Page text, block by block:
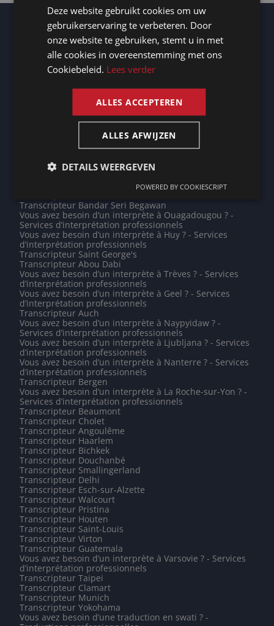
Autres lieux
Vous avez besoin d’un interprète à Beauraing ? - Services
d’interprétation professionnels
Vous avez besoin d’un interprète à Audenarde ? -
Services d’interprétation professionnels
Transcripteur Clermont-Ferrand
Transcripteur Brazzaville
Vous avez besoin d’un interprète à Aulnay-sous-Bois ? -
Services d’interprétation professionnels
Vous avez besoin d’un interprète à Évry ? - Services
Transcripteur Eeklo
Vous avez besoin d’un interprète à Dongguan ? - Services
d’interprétation professionnels
Transcripteur Bandar Seri Begawan
Vous avez besoin d’un interprète à Ouagadougou ? -
Services d’interprétation professionnels
Vous avez besoin d’un interprète à Huy ? - Services
d’interprétation professionnels
Transcripteur Saint George's
Transcripteur Abou Dabi
Vous avez besoin d’un interprète à Trèves ? - Services
d’interprétation professionnels
Vous avez besoin d’un interprète à Geel ? - Services
d’interprétation professionnels
Transcripteur Auch
Vous avez besoin d’un interprète à Naypyidaw ? -
Services d’interprétation professionnels
Vous avez besoin d’un interprète à Ljubljana ? - Services
d’interprétation professionnels
Vous avez besoin d’un interprète à Nanterre ? - Services
d’interprétation professionnels
Transcripteur Bergen
Vous avez besoin d’un interprète à La Roche-sur-Yon ? -
Services d’interprétation professionnels
Transcripteur Beaumont
Transcripteur Cholet
Transcripteur Angoulême
Transcripteur Haarlem
Transcripteur Bichkek
Transcripteur Douchanbé
Transcripteur Smallingerland
Transcripteur Delhi
Transcripteur Esch-sur-Alzette
Transcripteur Walcourt
Transcripteur Pristina
Transcripteur Houten
Transcripteur Saint-Louis
Transcripteur Virton
Transcripteur Guatemala
Vous avez besoin d’un interprète à Varsovie ? - Services
d’interprétation professionnels
Transcripteur Taipei
Transcripteur Clamart
Transcripteur Munich
Transcripteur Yokohama
Vous avez besoin d’une traduction en swati ? -
FRENCH
Deze website gebruikt cookies om uw
gebruikerservaring te verbeteren. Door
onze website te gebruiken, stemt u in met
alle cookies in overeenstemming met ons
Cookiebeleid. Lees verder
ALLES ACCEPTEREN
ALLES AFWIJZEN
DETAILS WEERGEVEN
POWERED BY COOKIESCRIPT